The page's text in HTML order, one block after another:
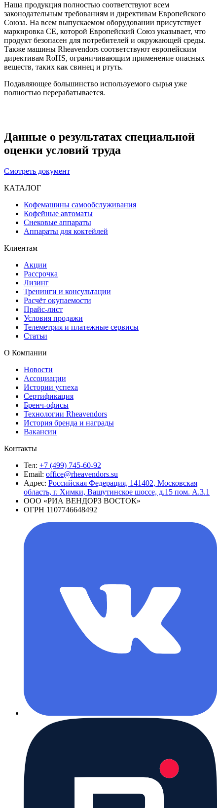
Наша продукция полностью соответствуют всем
законодательным требованиям и директивам Европейского
Союза. На всем выпускаемом оборудовании присутствует
маркировка CE, которой Европейский Союз указывает, что
продукт безопасен для потребителей и окружающей среды.
Также машины Rheavendors соответствуют европейским
директивам RoHS, ограничивающим применение опасных
веществ, таких как свинец и ртуть.
Подавляющее большинство используемого сырья уже
полностью перерабатывается.
Данные о результатах специальной
оценки условий труда
Смотреть документ
КАТАЛОГ
Кофемашины самообслуживания
Кофейные автоматы
Снековые аппараты
Аппараты для коктейлей
Клиентам
Акции
Рассрочка
Лизинг
Тренинги и консультации
Расчёт окупаемости
Прайс-лист
Условия продажи
Телеметрия и платежные сервисы
Статьи
О Компании
Новости
Ассоциации
Истории успеха
Сертификация
Бренч-офисы
Технологии Rheavendors
История бренда и награды
Вакансии
Контакты
Тел: +7 (499) 745-60-92
Email: office@rheavendors.su
Адрес: Российская Федерация, 141402, Московская
область, г. Химки, Вашутинское шоссе, д.15 пом. А.3.1
ООО «РИА ВЕНДОРЗ ВОСТОК»
ОГРН 1107746648492